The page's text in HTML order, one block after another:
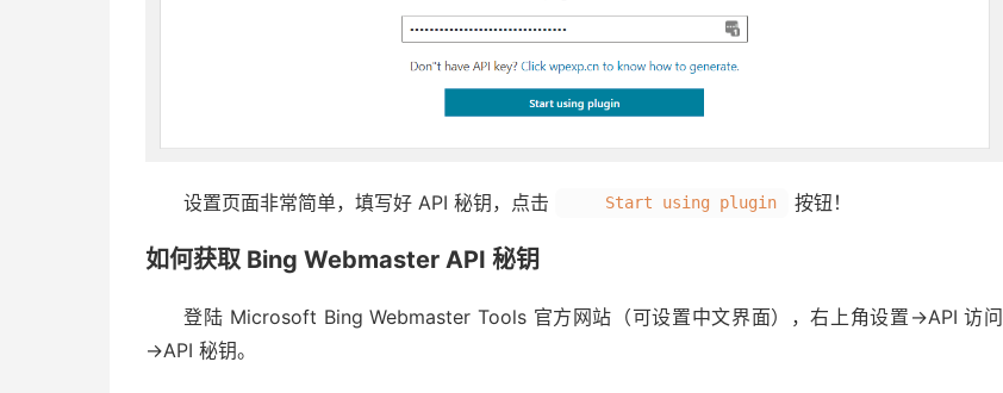
设置页面非常简单，填写好 API 秘钥，点击 Start using plugin 按钮！
如何获取 Bing Webmaster API 秘钥
登陆 Microsoft Bing Webmaster Tools 官方网站（可设置中文界面），右上角设置→API 访问
→API 秘钥。